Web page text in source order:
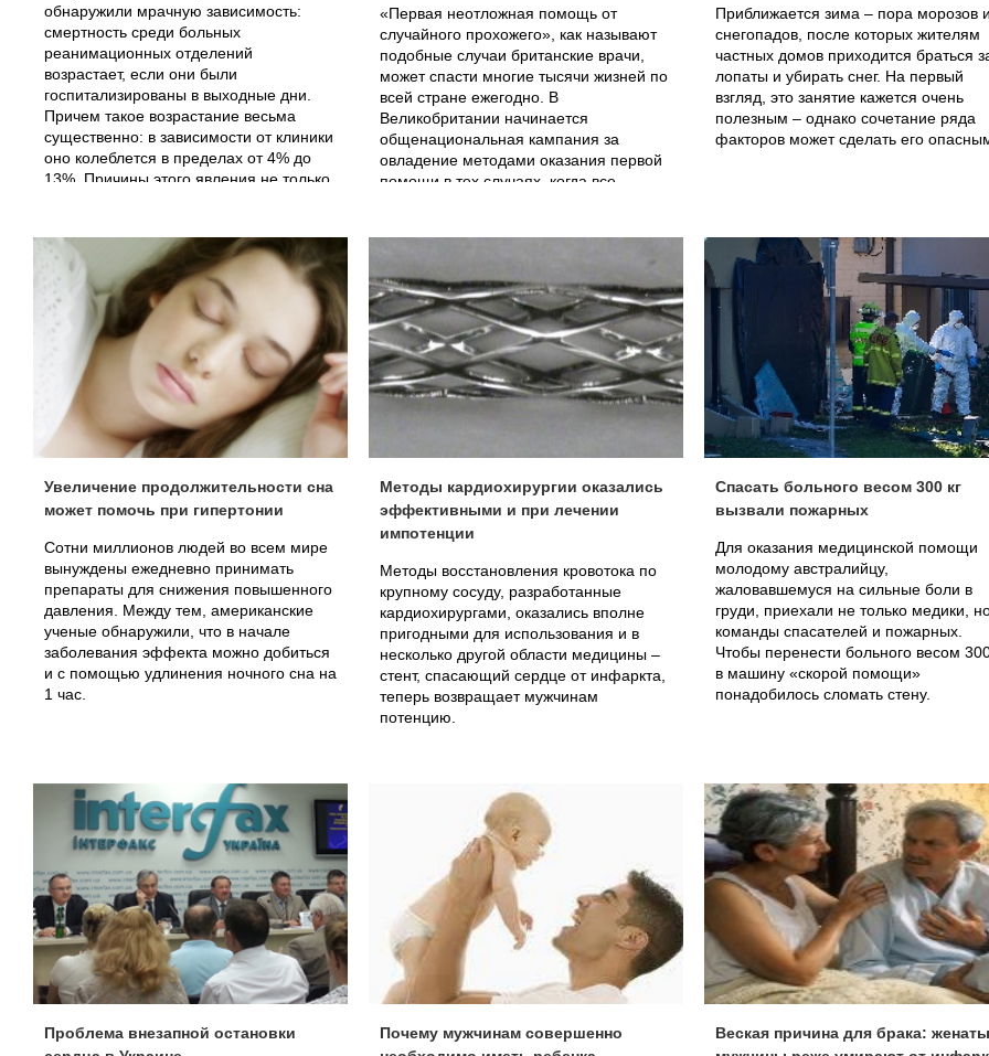
обнаружили мрачную зависимость:
смертность среди больных
реанимационных отделений
возрастает, если они были
госпитализированы в выходные дни.
Причем такое возрастание весьма
существенно: в зависимости от клиники
оно колеблется в пределах от 4% до
13%. Причины этого явления не только
врачей, меньше младшего
медицинского персонала, потому на
госпитализацию, постановку диагноза и
проведение нужных анализов уходит
намного больше драгоценного
времени. Но, как предупреждают
авторы исследования, мрачная
статистика отнюдь не повод для того,
чтобы откладывать вызов скорой
помощи при инфаркте, инсульте и
других тяжелых состояниях.
«Первая неотложная помощь от
случайного прохожего», как называют
подобные случаи британские врачи,
может спасти многие тысячи жизней по
всей стране ежегодно. В
Великобритании начинается
общенациональная кампания за
овладение методами оказания первой
помощи в тех случаях, когда все
Приближается зима – пора морозов
снегопадов, после которых жителям
частных домов приходится браться
лопаты и убирать снег. На первый
взгляд, это занятие кажется очень
полезным – однако сочетание ряда
факторов может сделать его
Увеличение продолжительности сна
может помочь при гипертонии
Сотни миллионов людей во всем мире
вынуждены ежедневно принимать
препараты для снижения повышенного
давления. Между тем, американские
ученые обнаружили, что в начале
заболевания эффекта можно добиться
и с помощью удлинения ночного сна на
1 час.
Методы кардиохирургии оказались
эффективными и при лечении
импотенции
Методы восстановления кровотока по
крупному сосуду, разработанные
кардиохирургами, оказались вполне
пригодными для использования и в
несколько другой области медицины –
стент, спасающий сердце от инфаркта,
теперь возвращает мужчинам
потенцию.
Спасать больного весом 300 кг
вызвали пожарных
Для оказания медицинской помощи
молодому австралийцу,
жаловавшемуся на сильные боли в
груди, приехали не только медики,
команды спасателей и пожарных.
Чтобы перенести больного весом
в машину «скорой помощи»
понадобилось сломать стену.
Проблема внезапной остановки
Почему мужчинам совершенно
Веская причина для брака: